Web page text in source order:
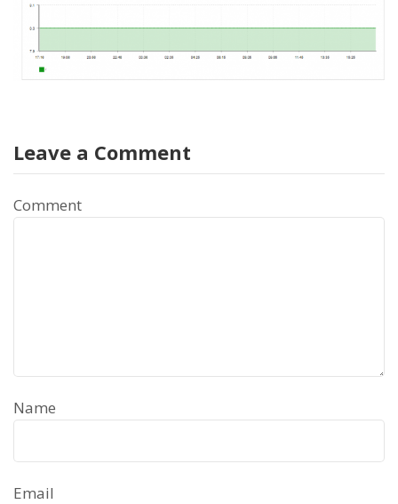
Leave a Comment
Comment
Name
Email